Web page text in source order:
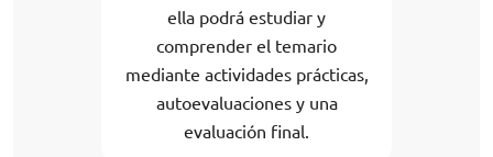
ella podrá estudiar y
comprender el temario
mediante actividades prácticas,
autoevaluaciones y una
evaluación final.